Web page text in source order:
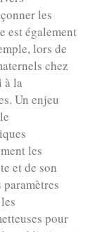
les
est également
lors de
chez
à la
Un enjeu
les
et de son
pour